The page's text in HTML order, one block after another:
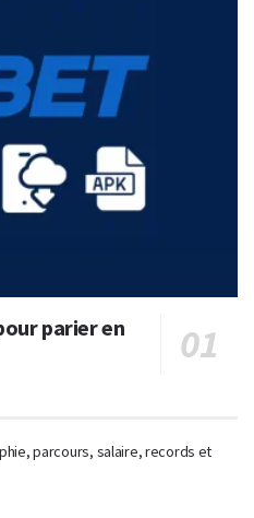
parier en
parcours, salaire, records et